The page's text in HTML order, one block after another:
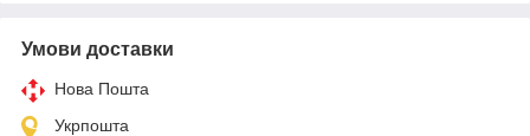
Умови доставки
Нова Пошта
Укрпошта